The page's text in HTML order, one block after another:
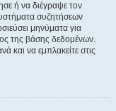
ή να διέγραψε τον
συζητήσεων
μηνύματα για
της βάσης δεδομένων.
και να εμπλακείτε στις